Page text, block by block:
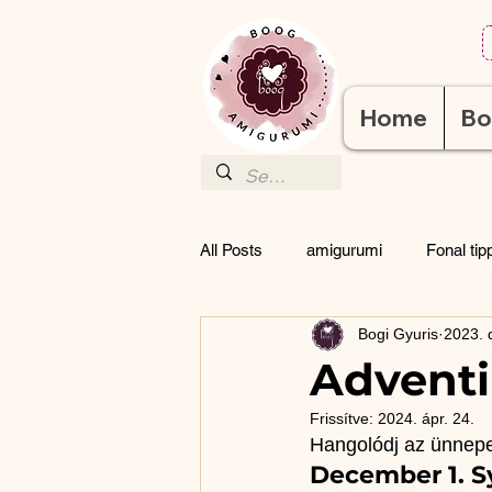
Home
All Posts amigurumi Fonal
Horgolt amigurumi jármű
amigurumi szem
Bogi Gyuris 2023.
Frissítve: 2024. ápr. 24.
Hangolódj az
December 1.